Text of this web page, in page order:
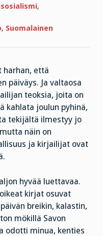
,
, Suomalainen
harhan, että
päiväys. Ja valtaosa
teoksia, joita on
kahlata joulun pyhinä,
tekijältä ilmestyy jo
näin on
ja kirjailijat ovat
hyvää luettavaa.
kirjat osuvat
breikin, kalastin,
mökillä Savon
odotti minua, kenties